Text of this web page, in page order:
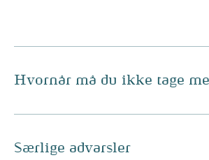
Hvornår må du ikke tage
Særlige advarsler